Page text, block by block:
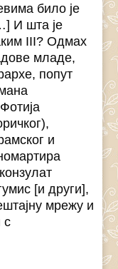
било је
И шта је
III? Одмах
младе,
попут
и
[и други],
мрежу и
с